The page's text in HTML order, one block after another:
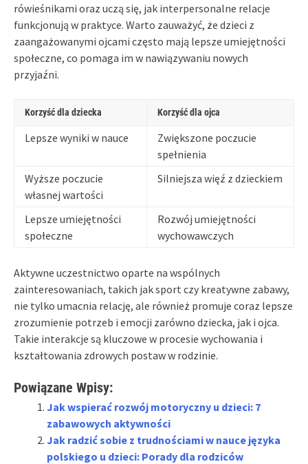
rówieśnikami oraz uczą się, jak interpersonalne relacje
funkcjonują w praktyce. Warto zauważyć, że dzieci z
zaangażowanymi ojcami często mają lepsze umiejętności
społeczne, co pomaga im w nawiązywaniu nowych
przyjaźni.
Korzyść dla dziecka Korzyść dla ojca
Lepsze wyniki w nauce
Zwiększone poczucie
spełnienia
Wyższe poczucie
własnej wartości
Silniejsza więź z dzieckiem
Lepsze umiejętności
społeczne
Rozwój umiejętności
wychowawczych
Aktywne uczestnictwo oparte na wspólnych
zainteresowaniach, takich jak sport czy kreatywne zabawy,
nie tylko umacnia relację, ale również promuje coraz lepsze
zrozumienie potrzeb i emocji zarówno dziecka, jak i ojca.
Takie interakcje są kluczowe w procesie wychowania i
kształtowania zdrowych postaw w rodzinie.
Powiązane Wpisy:
Jak wspierać rozwój motoryczny u dzieci: 7
zabawowych aktywności
Jak radzić sobie z trudnościami w nauce języka
polskiego u dzieci: Porady dla rodziców